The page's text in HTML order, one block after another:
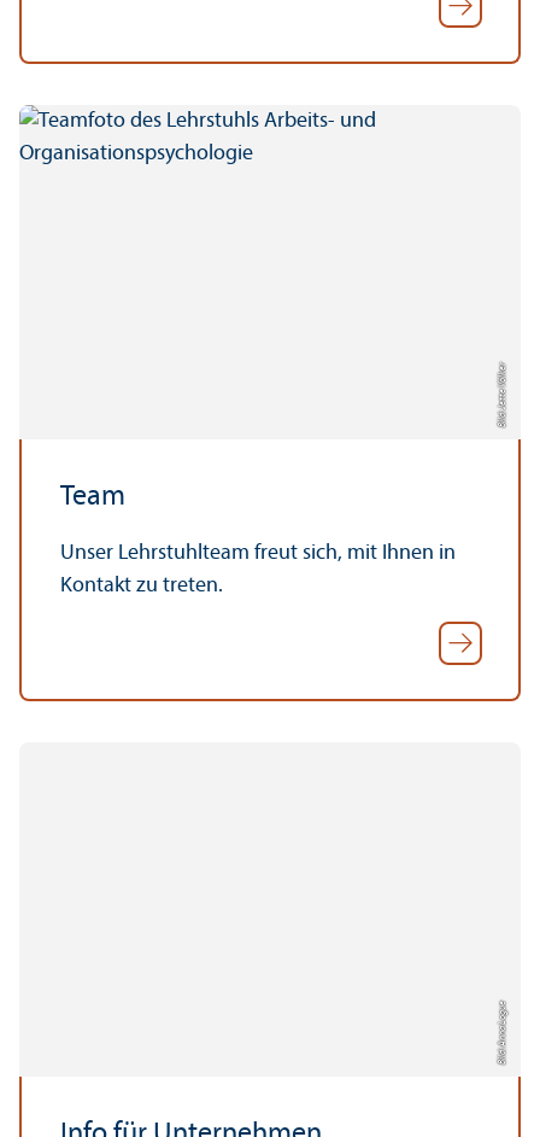
Bild: Jette Völker
Team
Unser Lehr­stuhl­team freut sich, mit Ihnen in
Kontakt zu treten.
Bild: Anna Logue